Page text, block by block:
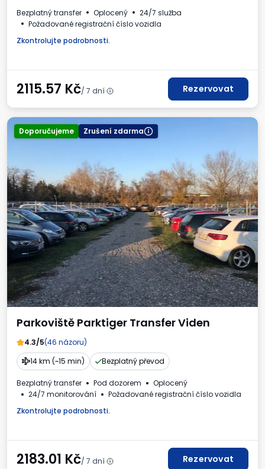
Bezplatný transfer Oplocený
24/7 služba
Požadované registrační číslo vozidla
Zkontrolujte podrobnosti.
2115.57 Kč/ 7 dní Rezervovat
Doporučujeme Zrušení zdarma
Parkoviště Parktiger Transfer Viden
4.3/5(46 názoru)
14 km (~15 min)
Bezplatný převod
Bezplatný transfer Pod dozorem
Oplocený
24/7 monitorování
Požadované registrační číslo vozidla
Zkontrolujte podrobnosti.
2183.01 Kč/ 7 dní Rezervovat